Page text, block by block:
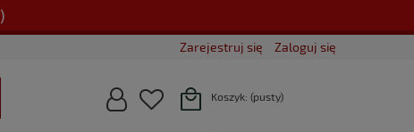
Zarejestruj się Zaloguj się
Koszyk: (pusty)